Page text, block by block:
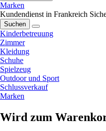
Marken
Kundendienst in Frankreich
Suchen
Kinderbetreuung
Zimmer
Kleidung
Schuhe
Spielzeug
Outdoor und Sport
Schlussverkauf
Marken
Wird zum